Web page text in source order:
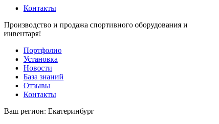
Контакты
Производство и продажа спортивного оборудования и
инвентаря!
Портфолио
Установка
Новости
База знаний
Отзывы
Контакты
Ваш регион: Екатеринбург